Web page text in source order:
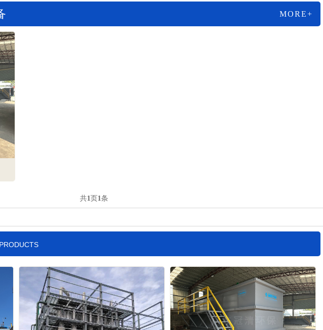
MORE+
共1页1条